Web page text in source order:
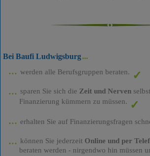
Bei Baufi Ludwigsburg
werden alle Berufsgruppen beraten.
sparen Sie sich die Zeit und Nerven
Finanzierung kümmern zu müssen.
erhalten Sie auf Finanzierungsfragen
können Sie jederzeit Online und per
beraten werden - nirgendwo hin müssen